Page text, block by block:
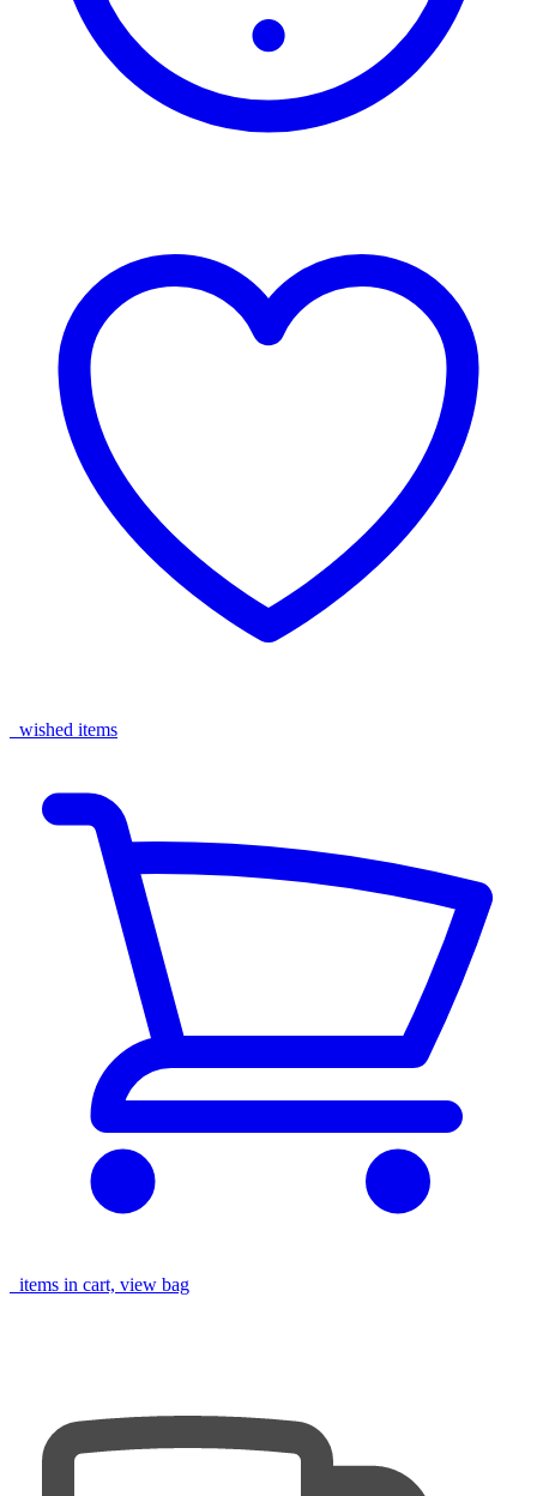
wished items
items in cart, view bag